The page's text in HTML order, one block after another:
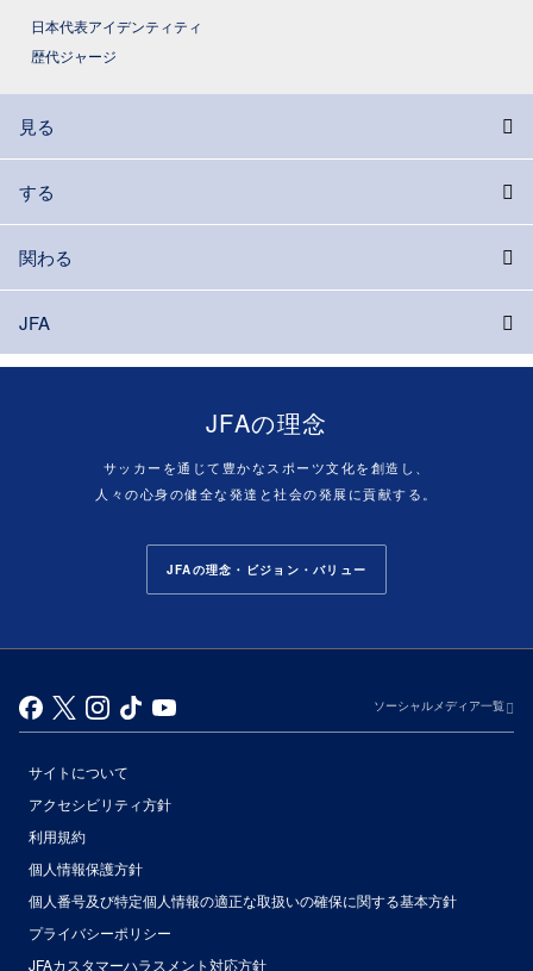
日本代表アイデンティティ
歴代ジャージ
見る
する
関わる
JFA
JFAの理念
サッカーを通じて豊かなスポーツ文化を創造し、
人々の心身の健全な発達と社会の発展に貢献する。
JFAの理念・ビジョン・バリュー
ソーシャルメディア一覧
サイトについて
アクセシビリティ方針
利用規約
個人情報保護方針
個人番号及び特定個人情報の適正な取扱いの確保に関する基本方針
プライバシーポリシー
JFAカスタマーハラスメント対応方針